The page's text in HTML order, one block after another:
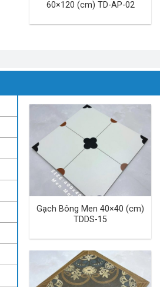
60×120 (cm) TD-AP-02
Gạch Bông Men 40×40 (cm)
TDDS-15